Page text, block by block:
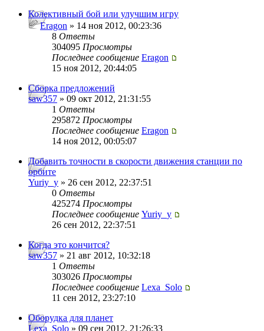
Колективный бой или улучшим игру
Eragon » 14 ноя 2012, 00:23:36
8 Ответы
304095 Просмотры
Последнее сообщение Eragon
15 ноя 2012, 20:44:05
Сборка предложений
saw357 » 09 окт 2012, 21:31:55
1 Ответы
295872 Просмотры
Последнее сообщение Eragon
14 ноя 2012, 00:05:07
Добавить точности в скорости движения станции по
орбите
Yuriy_y » 26 сен 2012, 22:37:51
0 Ответы
425274 Просмотры
Последнее сообщение Yuriy_y
26 сен 2012, 22:37:51
Когда это кончится?
saw357 » 21 авг 2012, 10:32:18
1 Ответы
303026 Просмотры
Последнее сообщение Lexa_Solo
11 сен 2012, 23:27:10
Оборудка для планет
Lexa_Solo » 09 сен 2012, 21:26:33